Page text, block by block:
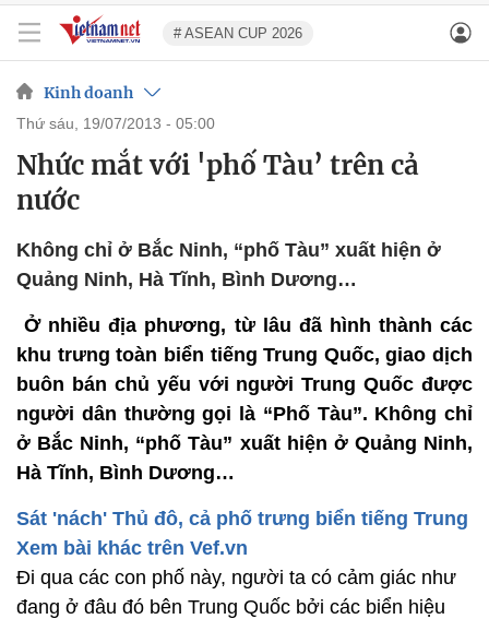
# ASEAN CUP 2026
Kinh doanh
thứ sáu, 19/07/2013 - 05:00
Nhức mắt với 'phố Tàu’ trên cả
nước
Không chỉ ở Bắc Ninh, “phố Tàu” xuất hiện ở
Quảng Ninh, Hà Tĩnh, Bình Dương…
Ở nhiều địa phương, từ lâu đã hình thành các
khu trưng toàn biển tiếng Trung Quốc, giao dịch
buôn bán chủ yếu với người Trung Quốc được
người dân thường gọi là “Phố Tàu”. Không chỉ
ở Bắc Ninh, “phố Tàu” xuất hiện ở Quảng Ninh,
Hà Tĩnh, Bình Dương…
Sát 'nách' Thủ đô, cả phố trưng biển tiếng Trung
Xem bài khác trên Vef.vn
Đi qua các con phố này, người ta có cảm giác như
đang ở đâu đó bên Trung Quốc bởi các biển hiệu